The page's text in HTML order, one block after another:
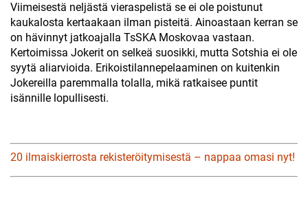
Viimeisestä neljästä vieraspelistä se ei ole poistunut
kaukalosta kertaakaan ilman pisteitä. Ainoastaan kerran se
on hävinnyt jatkoajalla TsSKA Moskovaa vastaan.
Kertoimissa Jokerit on selkeä suosikki, mutta Sotshia ei ole
syytä aliarvioida. Erikoistilannepelaaminen on kuitenkin
Jokereilla paremmalla tolalla, mikä ratkaisee puntit
isännille lopullisesti.
20 ilmaiskierrosta rekisteröitymisestä – nappaa omasi nyt!